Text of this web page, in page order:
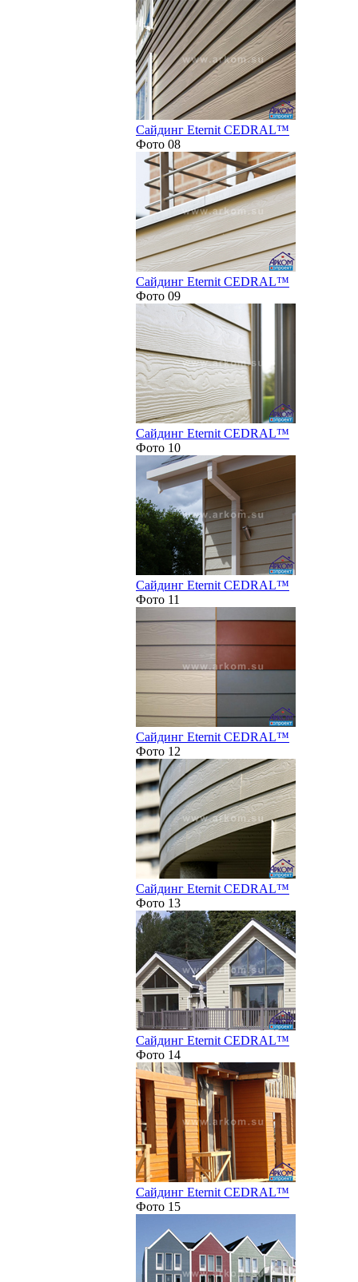
Сайдинг Eternit CEDRAL™
Фото 08
Сайдинг Eternit CEDRAL™
Фото 09
Сайдинг Eternit CEDRAL™
Фото 10
Сайдинг Eternit CEDRAL™
Фото 11
Сайдинг Eternit CEDRAL™
Фото 12
Сайдинг Eternit CEDRAL™
Фото 13
Сайдинг Eternit CEDRAL™
Фото 14
Сайдинг Eternit CEDRAL™
Фото 15